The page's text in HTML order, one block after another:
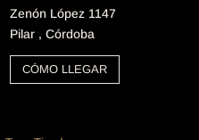
Zenón López 1147
Pilar , Córdoba
CÓMO LLEGAR